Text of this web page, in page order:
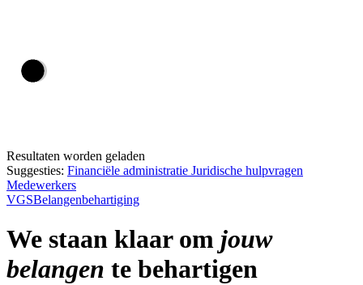
Resultaten worden geladen
Suggesties: Financiële administratie Juridische hulpvragen
Medewerkers
VGSBelangenbehartiging
We staan klaar om jouw
belangen te behartigen